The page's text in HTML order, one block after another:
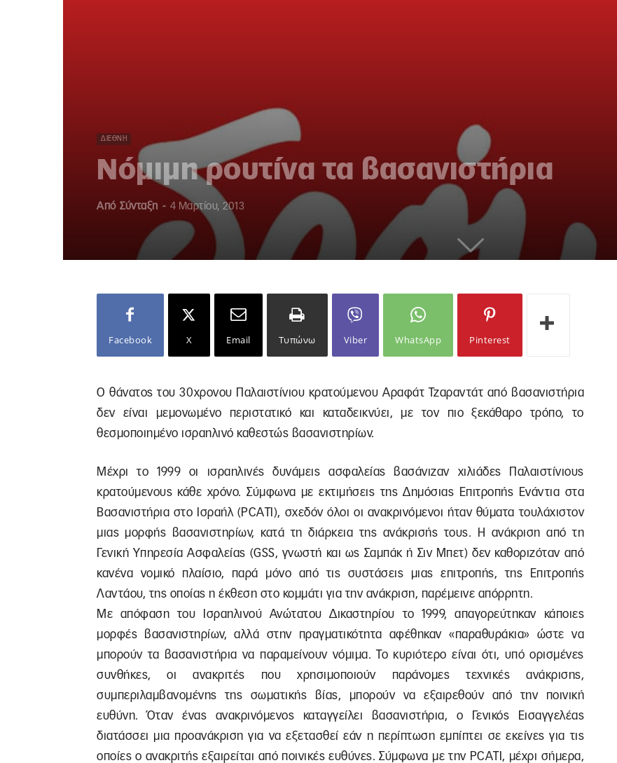
ΔΙΕΘΝΉ
Νόμιμη ρουτίνα τα βασανιστήρια
Από Σύνταξη - 4 Μαρτίου, 2013
Facebook X Email Τυπώνω Viber WhatsApp Pinterest
Ο θάνατος του 30χρονου Παλαιστίνιου κρατούμενου Αραφάτ Τζαραντάτ από βασανιστήρια
δεν είναι μεμονωμένο περιστατικό και καταδεικνύει, με τον πιο ξεκάθαρο τρόπο, το
θεσμοποιημένο ισραηλινό καθεστώς βασανιστηρίων.
Μέχρι το 1999 οι ισραηλινές δυνάμεις ασφαλείας βασάνιζαν χιλιάδες Παλαιστίνιους
κρατούμενους κάθε χρόνο. Σύμφωνα με εκτιμήσεις της Δημόσιας Επιτροπής Ενάντια στα
Βασανιστήρια στο Ισραήλ (PCATI), σχεδόν όλοι οι ανακρινόμενοι ήταν θύματα τουλάχιστον
μιας μορφής βασανιστηρίων, κατά τη διάρκεια της ανάκρισής τους. Η ανάκριση από τη
Γενική Υπηρεσία Ασφαλείας (GSS, γνωστή και ως Σαμπάκ ή Σιν Μπετ) δεν καθοριζόταν από
κανένα νομικό πλαίσιο, παρά μόνο από τις συστάσεις μιας επιτροπής, της Επιτροπής
Λαντάου, της οποίας η έκθεση στο κομμάτι για την ανάκριση, παρέμεινε απόρρητη.
Με απόφαση του Ισραηλινού Ανώτατου Δικαστηρίου το 1999, απαγορεύτηκαν κάποιες
μορφές βασανιστηρίων, αλλά στην πραγματικότητα αφέθηκαν «παραθυράκια» ώστε να
μπορούν τα βασανιστήρια να παραμείνουν νόμιμα. Το κυριότερο είναι ότι, υπό ορισμένες
συνθήκες, οι ανακριτές που χρησιμοποιούν παράνομες τεχνικές ανάκρισης,
συμπεριλαμβανομένης της σωματικής βίας, μπορούν να εξαιρεθούν από την ποινική
ευθύνη. Όταν ένας ανακρινόμενος καταγγείλει βασανιστήρια, ο Γενικός Εισαγγελέας
διατάσσει μια προανάκριση για να εξετασθεί εάν η περίπτωση εμπίπτει σε εκείνες για τις
οποίες ο ανακριτής εξαιρείται από ποινικές ευθύνες. Σύμφωνα με την PCATI, μέχρι σήμερα,